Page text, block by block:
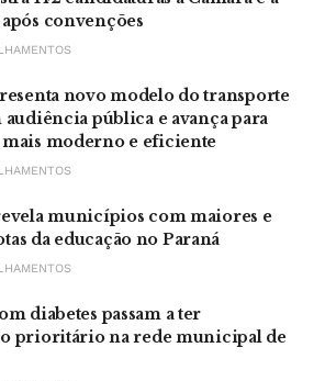
convenções
novo modelo do transporte
pública e avança para
mais moderno e eficiente
municípios com maiores e
da educação no Paraná
diabetes passam a ter
prioritário na rede municipal de